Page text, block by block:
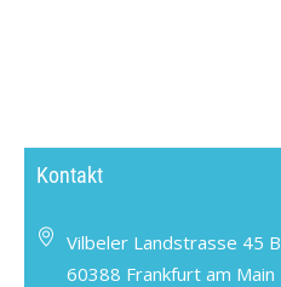
Kontakt
Vilbeler Landstrasse 45 B
60388 Frankfurt am Main